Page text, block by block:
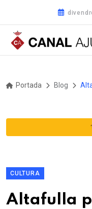
Portada Blog
CULTURA
Altafulla